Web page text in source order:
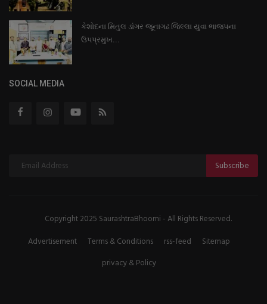
કેશોદના મિતુલ ડાંગર જૂનાગઢ જિલ્લા યુવા ભાજપના
ઉપપ્રમુખ...
SOCIAL MEDIA
Subscribe
Copyright 2025 SaurashtraBhoomi - All Rights Reserved.
Advertisement
Terms & Conditions rss-feed
Sitemap
privacy & Policy